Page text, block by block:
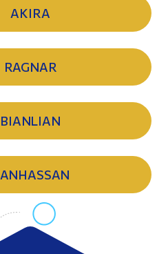
AKIRA
RAGNAR
BIANLIAN